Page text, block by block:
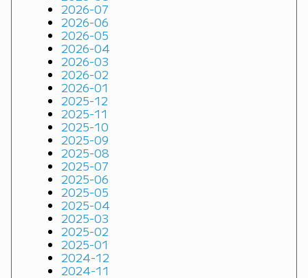
2026-07
2026-06
2026-05
2026-04
2026-03
2026-02
2026-01
2025-12
2025-11
2025-10
2025-09
2025-08
2025-07
2025-06
2025-05
2025-04
2025-03
2025-02
2025-01
2024-12
2024-11